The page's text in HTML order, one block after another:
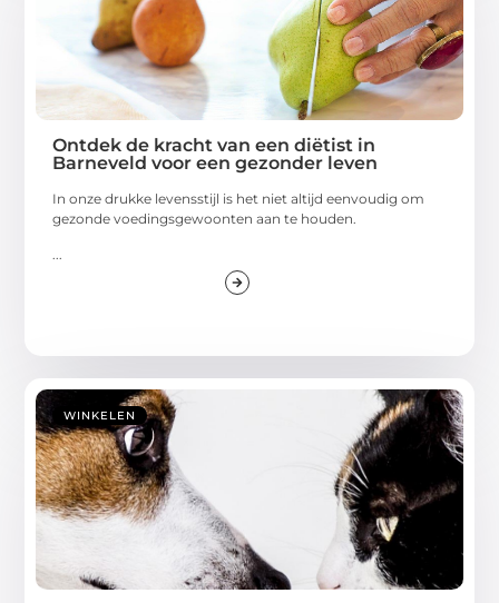
Ontdek de kracht van een diëtist in
Barneveld voor een gezonder leven
In onze drukke levensstijl is het niet altijd eenvoudig om
gezonde voedingsgewoonten aan te houden.
...
WINKELEN